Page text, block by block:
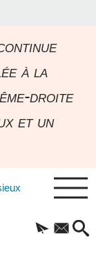
à la
droite
et un